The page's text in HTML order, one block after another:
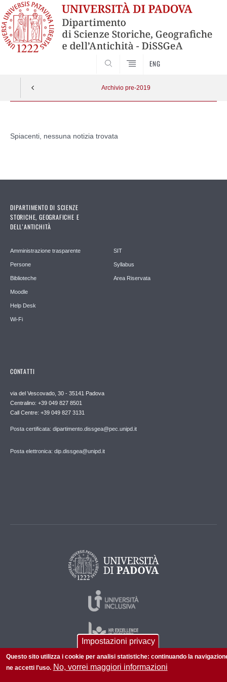
ENG
Archivio pre-2019
contenuto
Spiacenti, nessuna notizia trovata
DIPARTIMENTO DI SCIENZE
STORICHE, GEOGRAFICHE E
DELL’ANTICHITÀ
Amministrazione trasparente
Persone
Biblioteche
Moodle
Help Desk
Wi-Fi
SIT
Syllabus
Area Riservata
CONTATTI
via del Vescovado, 30 - 35141 Padova
Centralino: +39 049 827 8501
Call Centre: +39 049 827 3131
Posta certificata: dipartimento.dissgea@pec.unipd.it
Posta elettronica: dip.dissgea@unipd.it
Impostazioni privacy
Questo sito utilizza i cookie per analisi statistiche: continuando la
ne accetti l'uso. No, vorrei maggiori informazioni